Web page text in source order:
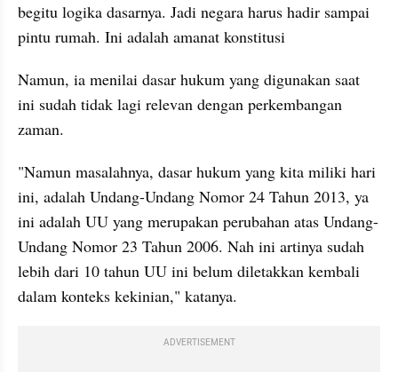
begitu logika dasarnya. Jadi negara harus hadir sampai
pintu rumah. Ini adalah amanat konstitusi
Namun, ia menilai dasar hukum yang digunakan saat
ini sudah tidak lagi relevan dengan perkembangan
zaman.
"Namun masalahnya, dasar hukum yang kita miliki hari
ini, adalah Undang-Undang Nomor 24 Tahun 2013, ya
ini adalah UU yang merupakan perubahan atas Undang-
Undang Nomor 23 Tahun 2006. Nah ini artinya sudah
lebih dari 10 tahun UU ini belum diletakkan kembali
dalam konteks kekinian," katanya.
ADVERTISEMENT